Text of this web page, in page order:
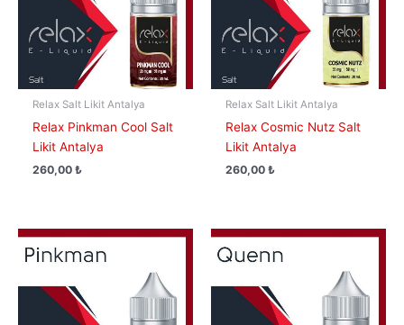
Relax Salt Likit Antalya
Relax Pinkman Cool Salt
Likit Antalya
260,00₺
Relax Salt Likit Antalya
Relax Cosmic Nutz Salt
Likit Antalya
260,00₺